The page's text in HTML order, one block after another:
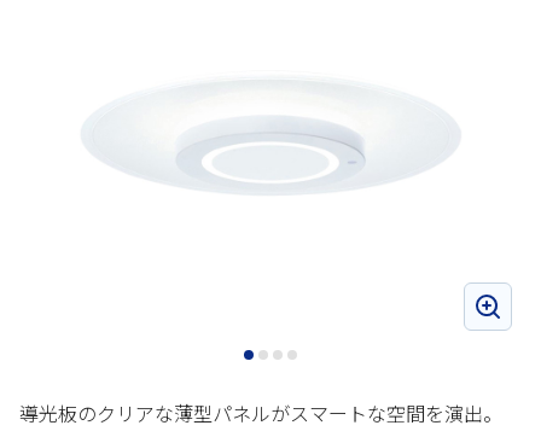
導光板のクリアな薄型パネルがスマートな空間を演出。